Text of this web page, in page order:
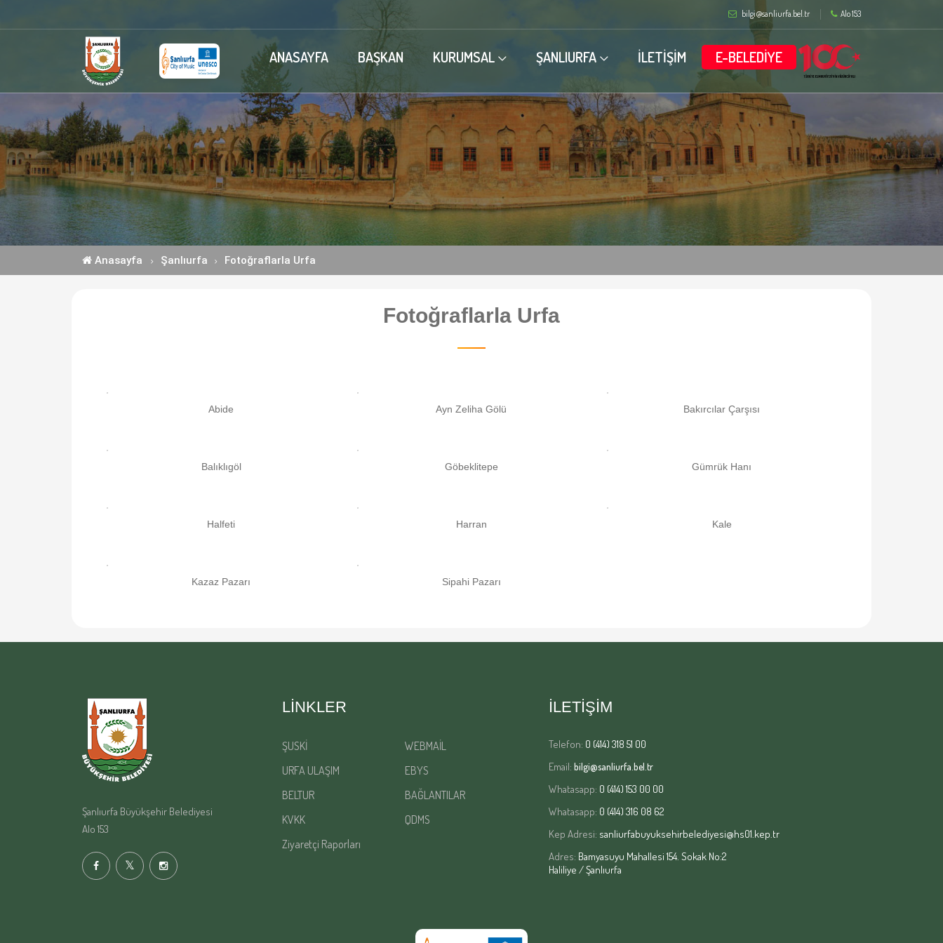
bilgi@sanliurfa.bel.tr Alo 153
ANASAYFA BAŞKAN KURUMSAL ŞANLIURFA İLETİŞİM E-BELEDİYE
Anasayfa Şanlıurfa Fotoğraflarla Urfa
Fotoğraflarla Urfa
Abide Ayn Zeliha Gölü Bakırcılar Çarşısı
Balıklıgöl Göbeklitepe Gümrük Hanı
Halfeti Harran Kale
Kazaz Pazarı Sipahi Pazarı
Şanlıurfa Büyükşehir Belediyesi
Alo 153
LINKLER
ŞUSKİ
WEBMAİL
URFA ULAŞIM
EBYS
BELTUR
BAĞLANTILAR
KVKK
QDMS
Ziyaretçi Raporları
İLETİŞİM
Telefon: 0 (414) 318 51 00
Email: bilgi@sanliurfa.bel.tr
Whatasapp: 0 (414) 153 00 00
Whatasapp: 0 (414) 316 08 62
Kep Adresi: sanliurfabuyuksehirbelediyesi@hs01.kep.tr
Adres: Bamyasuyu Mahallesi 154. Sokak No:2
Haliliye / Şanlıurfa